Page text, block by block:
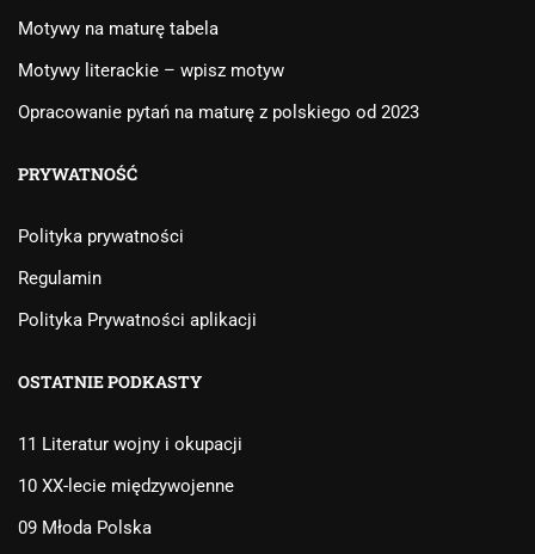
Motywy na maturę tabela
Motywy literackie – wpisz motyw
Opracowanie pytań na maturę z polskiego od 2023
PRYWATNOŚĆ
Polityka prywatności
Regulamin
Polityka Prywatności aplikacji
OSTATNIE PODKASTY
11 Literatur wojny i okupacji
10 XX-lecie międzywojenne
09 Młoda Polska